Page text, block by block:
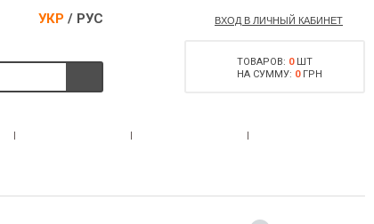
УКР / РУС ВХОД В ЛИЧНЫЙ КАБИНЕТ
ТОВАРОВ: 0ШТ
НА СУММУ: 0ГРН